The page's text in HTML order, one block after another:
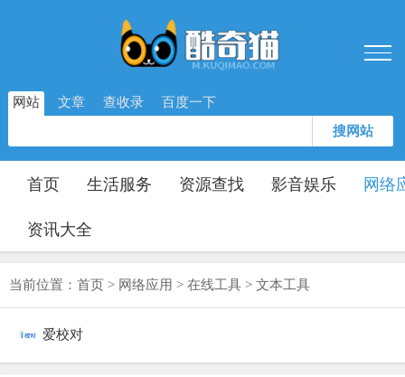
网站 文章 查收录 百度一下
搜网站
首页 生活服务 资源查找 影音娱乐 网络
资讯大全
当前位置： 首页 > 网络应用 > 在线工具 > 文本工具
爱校对